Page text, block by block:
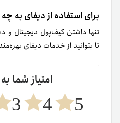
برای استفاده از دیفای به
تنها داشتن کیف‌پول دیجیتال و
تا بتوانید از خدمات دیفای
امتیاز شما
5
4
3